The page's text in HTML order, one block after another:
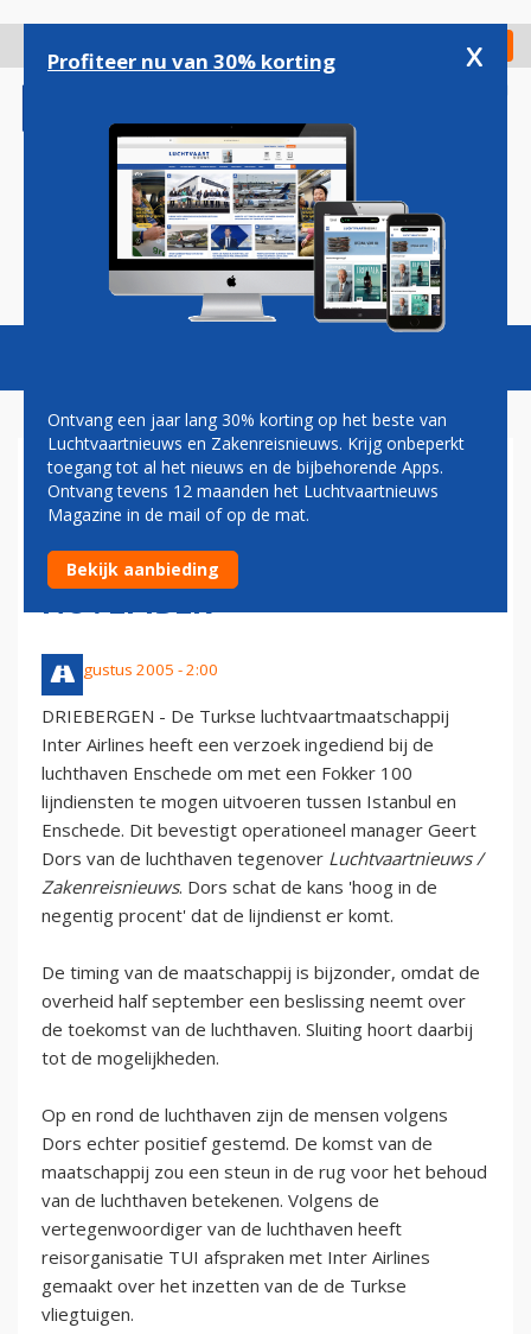
gaan
Check in
Magazine Podcasts Vacatures
NIEUWE EN ENIGE
LIJNDIENST VANAF
ENSCHEDE START IN
NOVEMBER
27 augustus 2005 - 2:00
DRIEBERGEN - De Turkse luchtvaartmaatschappij
Inter Airlines heeft een verzoek ingediend bij de
luchthaven Enschede om met een Fokker 100
lijndiensten te mogen uitvoeren tussen Istanbul en
Enschede. Dit bevestigt operationeel manager Geert
Dors van de luchthaven tegenover Luchtvaartnieuws /
Zakenreisnieuws. Dors schat de kans 'hoog in de
negentig procent' dat de lijndienst er komt.
De timing van de maatschappij is bijzonder, omdat de
overheid half september een beslissing neemt over
de toekomst van de luchthaven. Sluiting hoort daarbij
tot de mogelijkheden.
Op en rond de luchthaven zijn de mensen volgens
Dors echter positief gestemd. De komst van de
maatschappij zou een steun in de rug voor het behoud
van de luchthaven betekenen. Volgens de
vertegenwoordiger van de luchthaven heeft
reisorganisatie TUI afspraken met Inter Airlines
gemaakt over het inzetten van de de Turkse
vliegtuigen.
Profiteer nu van 30% korting x
Ontvang een jaar lang 30% korting op het beste van
Luchtvaartnieuws en Zakenreisnieuws. Krijg onbeperkt
toegang tot al het nieuws en de bijbehorende Apps.
Ontvang tevens 12 maanden het Luchtvaartnieuws
Magazine in de mail of op de mat.
Bekijk aanbieding